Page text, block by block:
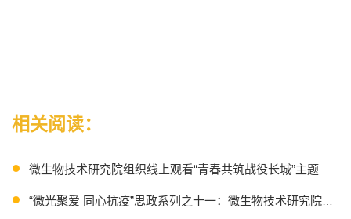
相关阅读：
微生物技术研究院组织线上观看“青春共筑战役长城”主题团课
“微光聚爱 同心抗疫”思政系列之十一：微生物技术研究院组